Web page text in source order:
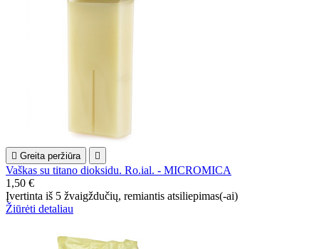
 Greita peržiūra 
Vaškas su titano dioksidu. Ro.ial. - MICROMICA
1,50 €
Įvertinta iš 5 žvaigždučių, remiantis atsiliepimas(-ai)
Žiūrėti detaliau